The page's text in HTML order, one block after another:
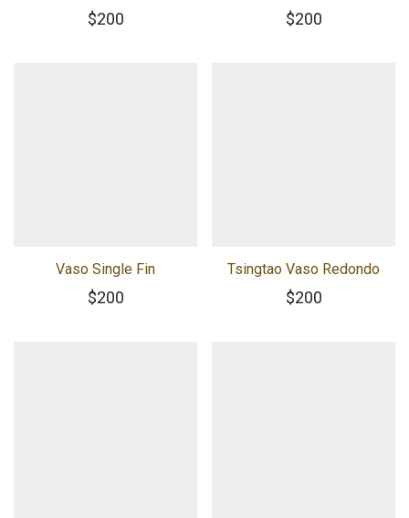
$200 $200
Vaso Single Fin
$200
Tsingtao Vaso Redondo
$200